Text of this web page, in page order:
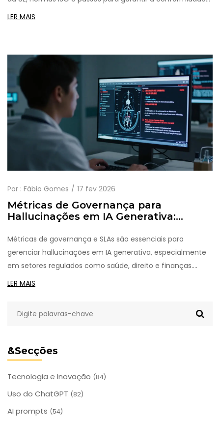
&Secções
Tecnologia e Inovação (84)
Uso do ChatGPT (82)
AI prompts (54)
ética.
LER MAIS
Por : Fábio Gomes 17 fev 2026
Métricas de Governança para
Hallucinações em IA Generativa:
Métricas de governança e SLAs são essenciais para
gerenciar hallucinações em IA generativa, especialmente
em setores regulados como saúde, direito e finanças.
Saiba como medir, limitar e responsabilizar os riscos de
LER MAIS